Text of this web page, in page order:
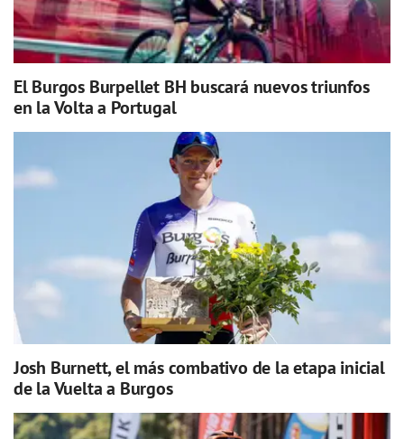
El Burgos Burpellet BH buscará nuevos triunfos
en la Volta a Portugal
Josh Burnett, el más combativo de la etapa inicial
de la Vuelta a Burgos